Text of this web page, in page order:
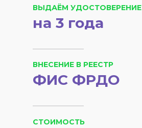
ВЫДАЁМ УДОСТОВЕРЕНИЕ
на 3 года
ВНЕСЕНИЕ В РЕЕСТР
ФИС ФРДО
СТОИМОСТЬ